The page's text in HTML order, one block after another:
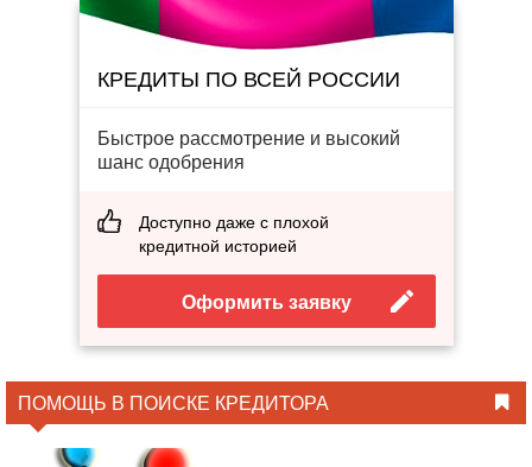
КРЕДИТЫ ПО ВСЕЙ РОССИИ
Быстрое рассмотрение и высокий
шанс одобрения
Доступно даже с плохой
кредитной историей
Оформить заявку
ПОМОЩЬ В ПОИСКЕ КРЕДИТОРА